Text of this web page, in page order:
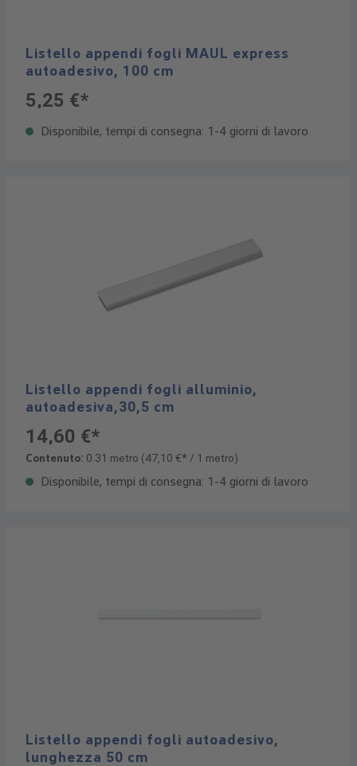
Listello appendi fogli MAUL express
autoadesivo, 100 cm
5,25 €*
Disponibile, tempi di consegna: 1-4 giorni di lavoro
Listello appendi fogli alluminio,
autoadesiva,30,5 cm
14,60 €*
Contenuto: 0.31 metro (47,10 €* / 1 metro)
Disponibile, tempi di consegna: 1-4 giorni di lavoro
Listello appendi fogli autoadesivo,
lunghezza 50 cm